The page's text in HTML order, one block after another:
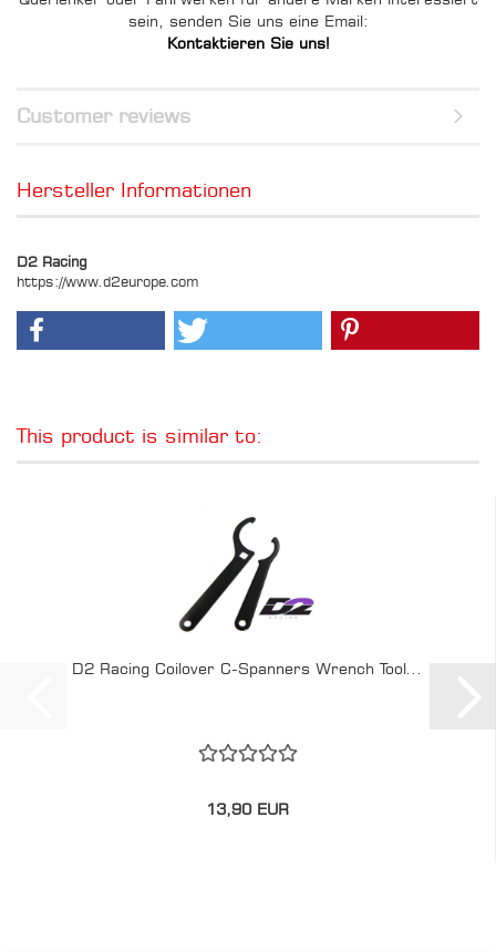
sein, senden Sie uns eine Email:
Kontaktieren Sie uns!
Customer reviews
Hersteller Informationen
D2 Racing
https://www.d2europe.com
This product is similar to:
D2 Racing Coilover C-Spanners Wrench Tool...
13,90 EUR